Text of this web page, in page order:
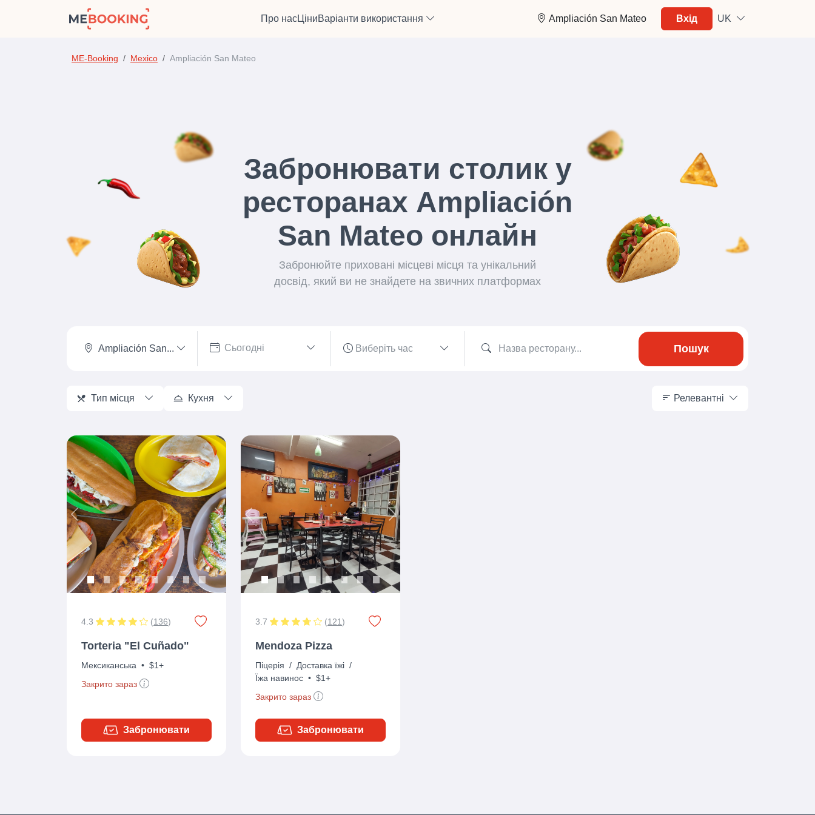
Про насЦіниВаріанти використання Ampliación San Mateo Вхід UK
ME-Booking Mexico Ampliación San Mateo
Забронювати столик у
ресторанах Ampliación
San Mateo онлайн
Забронюйте приховані місцеві місця та унікальний
досвід, який ви не знайдете на звичних платформах
Ampliación San... Пошук
Тип місця Кухня
Релевантні
Previous Next
4.3 (136)
Torteria "El Cuñado"
Мексиканська • $1+
Закрито зараз
Забронювати
Previous Next
3.7 (121)
Mendoza Pizza
Піцерія / Доставка їжі /
Їжа навинос • $1+
Закрито зараз
Забронювати